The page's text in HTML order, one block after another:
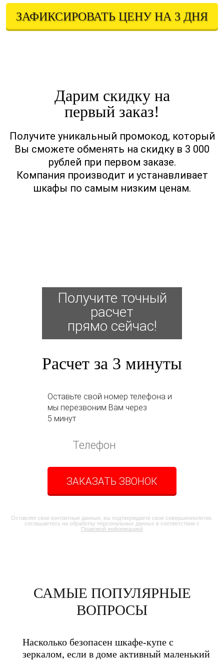
ЗАФИКСИРОВАТЬ ЦЕНУ НА 3 ДНЯ
Оставляя свои контактные данные, вы подтверждаете свое совершеннолетие,
Дарим скидку на
первый заказ!
Получите уникальный промокод, который
Вы сможете обменять на скидку в 3 000
рублей при первом заказе.
Компания производит и устанавливает
шкафы по самым низким ценам.
Получите точный
расчет
прямо сейчас!
Расчет за 3 минуты
Оставьте свой номер телефона и
мы перезвоним Вам через
5 минут
ЗАКАЗАТЬ ЗВОНОК
Оставляя свои контактные данные, вы подтверждаете свое совершеннолетие,
соглашаетесь на обработку персональных данных в соответствии с
Правовой информацией
САМЫЕ ПОПУЛЯРНЫЕ
ВОПРОСЫ
Насколько безопасен шкафе-купе с
зеркалом, если в доме активный маленький